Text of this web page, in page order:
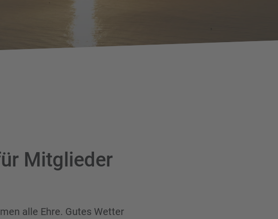
Mitglieder
alle Ehre. Gutes Wetter